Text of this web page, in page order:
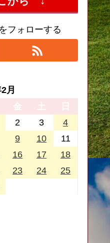
フォローする
月
金 土
日
2 3
4
9 10
11
16 17
18
23 24
25